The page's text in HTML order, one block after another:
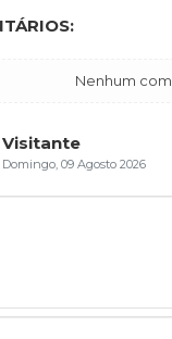
Nenhum
Visitante
Domingo, 09 Agosto 2026